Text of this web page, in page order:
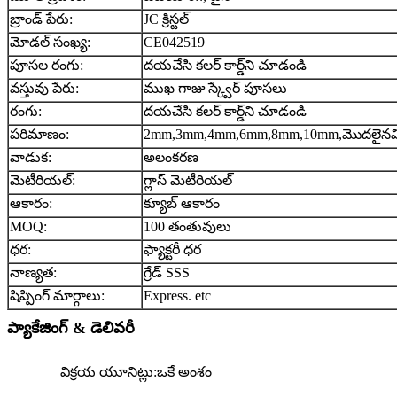
బ్రాండ్ పేరు:
JC క్రిస్టల్
మోడల్ సంఖ్య:
CE042519
పూసల రంగు:
దయచేసి కలర్ కార్డ్‌ని చూడండి
వస్తువు పేరు:
ముఖ గాజు స్క్వేర్ పూసలు
రంగు:
దయచేసి కలర్ కార్డ్‌ని చూడండి
పరిమాణం:
వాడుక:
అలంకరణ
మెటీరియల్:
గ్లాస్ మెటీరియల్
ఆకారం:
క్యూబ్ ఆకారం
MOQ:
100 తంతువులు
ధర:
ఫ్యాక్టరీ ధర
నాణ్యత:
గ్రేడ్ SSS
షిప్పింగ్ మార్గాలు:
Express. etc
ప్యాకేజింగ్ & డెలివరీ
విక్రయ యూనిట్లు:ఒకే అంశం